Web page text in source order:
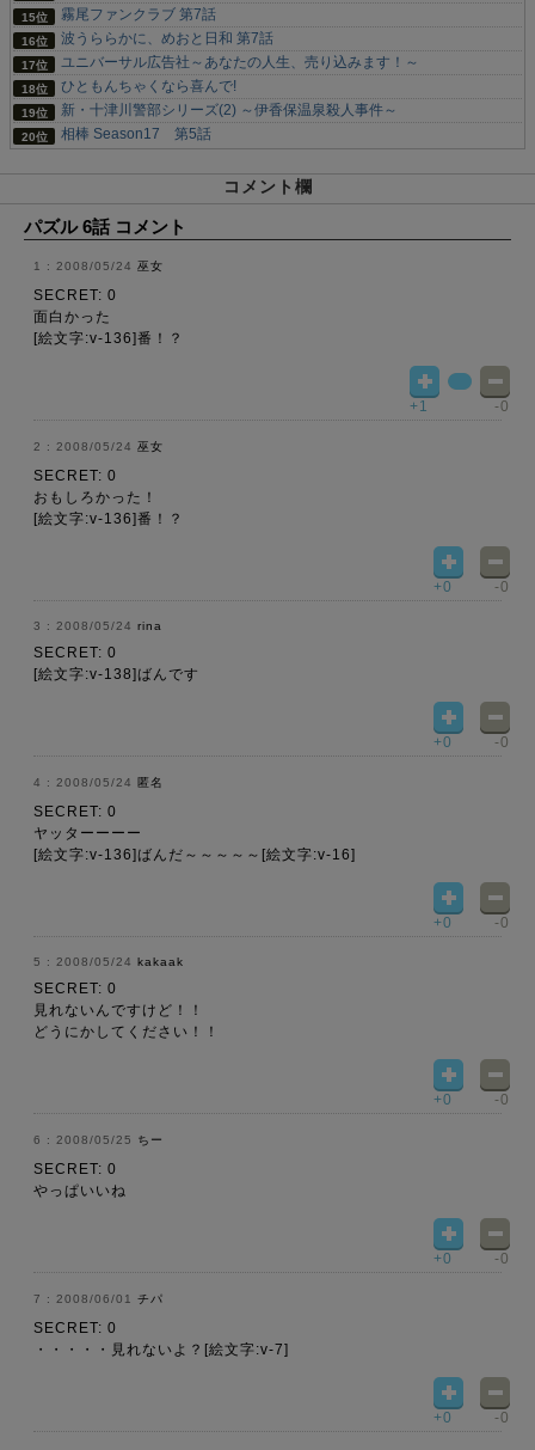
霧尾ファンクラブ 第7話
波うららかに、めおと日和 第7話
ユニバーサル広告社～あなたの人生、売り込みます！～
ひともんちゃくなら喜んで!
新・十津川警部シリーズ(2) ～伊香保温泉殺人事件～
相棒 Season17 第5話
コメント欄
パズル 6話 コメント
2008/05/24 巫女
SECRET: 0
面白かった
[絵文字:v-136]番！？
+1 -0
2008/05/24 巫女
SECRET: 0
おもしろかった！
[絵文字:v-136]番！？
+0 -0
2008/05/24 rina
SECRET: 0
[絵文字:v-138]ばんです
+0 -0
2008/05/24 匿名
SECRET: 0
ヤッターーーー
[絵文字:v-136]ばんだ～～～～～[絵文字:v-16]
+0 -0
2008/05/24 kakaak
SECRET: 0
見れないんですけど！！
どうにかしてください！！
+0 -0
2008/05/25 ちー
SECRET: 0
やっぱいいね
+0 -0
2008/06/01 チパ
SECRET: 0
・・・・・見れないよ？[絵文字:v-7]
+0 -0